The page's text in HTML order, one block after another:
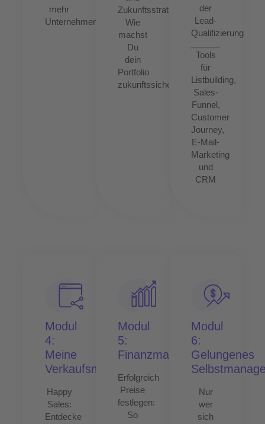
mehr
Unternehmenserfolg?
Zukunftsstrategien:
Wie
machst
Du
dein
Portfolio
zukunftssicher?
der
Lead-
Qualifizierung
Tools
für
Listbuilding,
Sales-
Funnel,
Customer
Journey,
E-Mail-
Marketing
und
CRM
Modul
4:
Meine
Verkaufsmethodik
Happy
Sales:
Entdecke
Modul
5:
Finanzmanagement
Erfolgreich
Preise
festlegen:
So
Modul
6:
Gelungenes
Nur
wer
sich